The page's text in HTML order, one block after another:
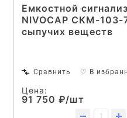
Емкостной
NIVOCAP CKM-
сыпучих веществ
Сравнить ♡ В
Цена:
91 750 ₽/шт